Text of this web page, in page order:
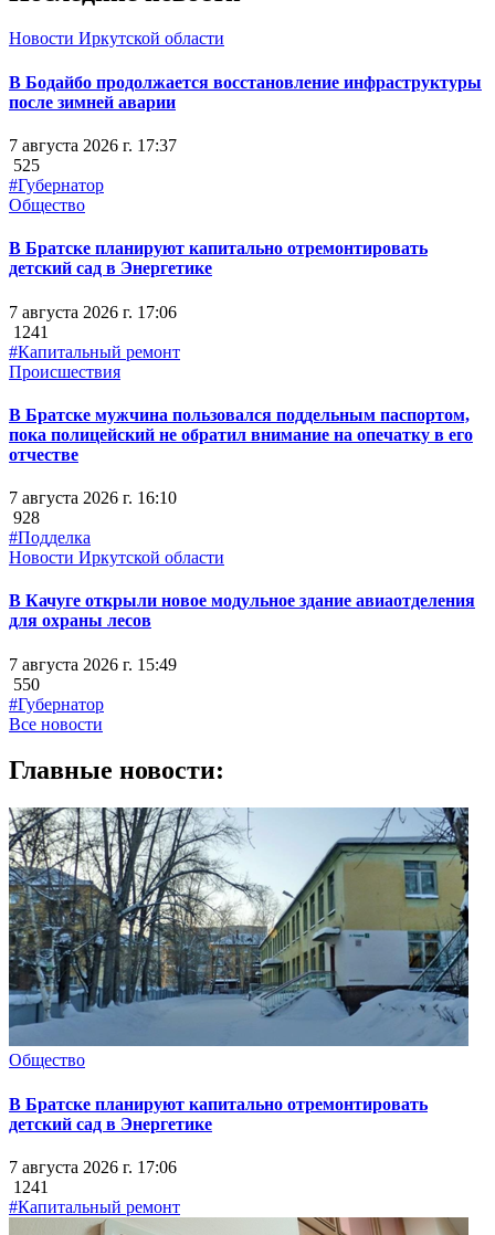
Новости Иркутской области
В Бодайбо продолжается восстановление инфраструктуры
после зимней аварии
7 августа 2026 г. 17:37
525
#Губернатор
Общество
В Братске планируют капитально отремонтировать
детский сад в Энергетике
7 августа 2026 г. 17:06
1241
#Капитальный ремонт
Происшествия
В Братске мужчина пользовался поддельным паспортом,
пока полицейский не обратил внимание на опечатку в его
отчестве
7 августа 2026 г. 16:10
928
#Подделка
Новости Иркутской области
В Качуге открыли новое модульное здание авиаотделения
для охраны лесов
7 августа 2026 г. 15:49
550
#Губернатор
Все новости
Главные новости:
Общество
В Братске планируют капитально отремонтировать
детский сад в Энергетике
7 августа 2026 г. 17:06
1241
#Капитальный ремонт